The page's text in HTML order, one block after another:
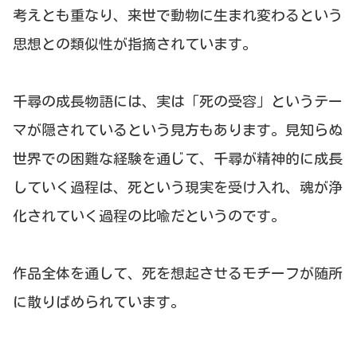
考えとも重なり、来世で動物に生まれ変わるという
思想との類似性が指摘されています。
千尋の成長物語には、実は「死の受容」というテー
マが隠されているという見方もあります。見知らぬ
世界での困難な経験を通じて、千尋が精神的に成長
していく過程は、死という現実を受け入れ、魂が浄
化されていく過程の比喩だというのです。
作品全体を通して、死を想起させるモチーフが随所
に散りばめられています。